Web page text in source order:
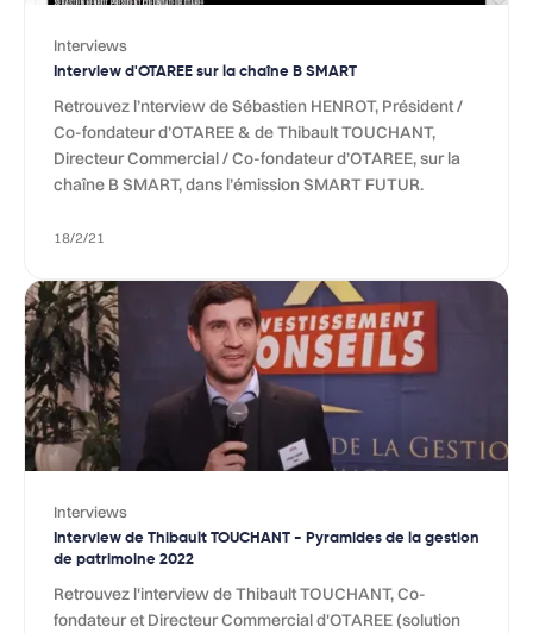
Interviews
Interview d'OTAREE sur la chaîne B SMART
Retrouvez l’nterview de Sébastien HENROT, Président /
Co-fondateur d’OTAREE & de Thibault TOUCHANT,
Directeur Commercial / Co-fondateur d’OTAREE, sur la
chaîne B SMART, dans l’émission SMART FUTUR.
18/2/21
Interviews
Interview de Thibault TOUCHANT - Pyramides de la gestion
de patrimoine 2022
Retrouvez l'interview de Thibault TOUCHANT, Co-
fondateur et Directeur Commercial d'OTAREE (solution